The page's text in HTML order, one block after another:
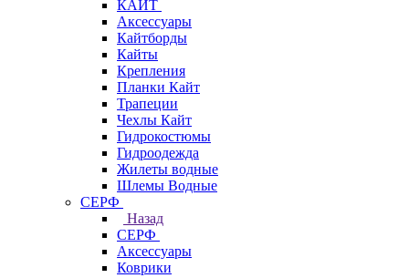
КАЙТ
Аксессуары
Кайтборды
Кайты
Крепления
Планки Кайт
Трапеции
Чехлы Кайт
Гидрокостюмы
Гидроодежда
Жилеты водные
Шлемы Водные
СЕРФ
Назад
СЕРФ
Аксессуары
Коврики